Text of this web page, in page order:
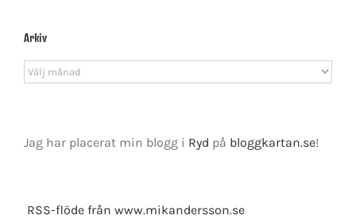
Arkiv
Arkiv
Jag har placerat min blogg i Ryd på bloggkartan.se!
RSS-flöde från www.mikandersson.se